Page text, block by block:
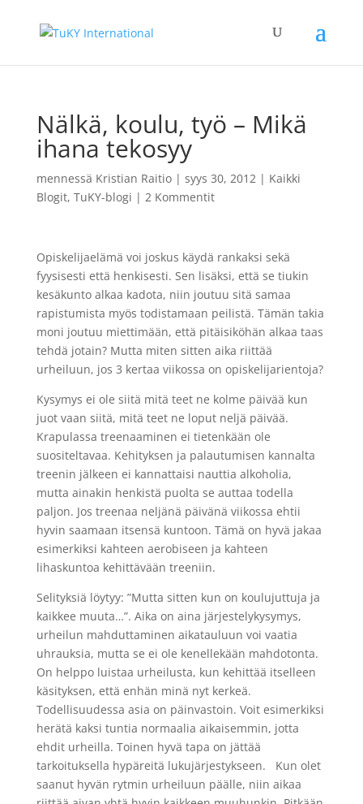
Nälkä, koulu, työ – Mikä
ihana tekosyy
mennessä Kristian Raitio| syys 30, 2012| Kaikki
Blogit, TuKY-blogi | 2 Kommentit
Opiskelijaelämä voi joskus käydä rankaksi sekä
fyysisesti että henkisesti. Sen lisäksi, että se tiukin
kesäkunto alkaa kadota, niin joutuu sitä samaa
rapistumista myös todistamaan peilistä. Tämän takia
moni joutuu miettimään, että pitäisiköhän alkaa taas
tehdä jotain? Mutta miten sitten aika riittää
urheiluun, jos 3 kertaa viikossa on opiskelijarientoja?
Kysymys ei ole siitä mitä teet ne kolme päivää kun
juot vaan siitä, mitä teet ne loput neljä päivää.
Krapulassa treenaaminen ei tietenkään ole
suositeltavaa. Kehityksen ja palautumisen kannalta
treenin jälkeen ei kannattaisi nauttia alkoholia,
mutta ainakin henkistä puolta se auttaa todella
paljon. Jos treenaa neljänä päivänä viikossa ehtii
hyvin saamaan itsensä kuntoon. Tämä on hyvä jakaa
esimerkiksi kahteen aerobiseen ja kahteen
lihaskuntoa kehittävään treeniin.
Selityksiä löytyy: ”Mutta sitten kun on koulujuttuja ja
kaikkee muuta…”. Aika on aina järjestelykysymys,
urheilun mahduttaminen aikatauluun voi vaatia
uhrauksia, mutta se ei ole kenellekään mahdotonta.
On helppo luistaa urheilusta, kun kehittää itselleen
käsityksen, että enhän minä nyt kerkeä.
Todellisuudessa asia on päinvastoin. Voit esimerkiksi
herätä kaksi tuntia normaalia aikaisemmin, jotta
ehdit urheilla. Toinen hyvä tapa on jättää
tarkoituksella hypäreitä lukujärjestykseen. Kun olet
saanut hyvän rytmin urheiluun päälle, niin aikaa